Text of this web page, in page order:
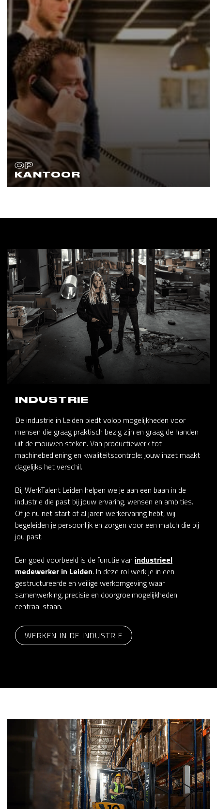
OP
KANTOOR
INDUSTRIE
De industrie in Leiden biedt volop mogelijkheden voor
mensen die graag praktisch bezig zijn en graag de handen
uit de mouwen steken. Van productiewerk tot
machinebediening en kwaliteitscontrole: jouw inzet maakt
dagelijks het verschil.
Bij WerkTalent Leiden helpen we je aan een baan in de
industrie die past bij jouw ervaring, wensen en ambities.
Of je nu net start of al jaren werkervaring hebt, wij
begeleiden je persoonlijk en zorgen voor een match die bij
jou past.
Een goed voorbeeld is de functie van industrieel
medewerker in Leiden. In deze rol werk je in een
gestructureerde en veilige werkomgeving waar
samenwerking, precisie en doorgroeimogelijkheden
centraal staan.
WERKEN IN DE INDUSTRIE